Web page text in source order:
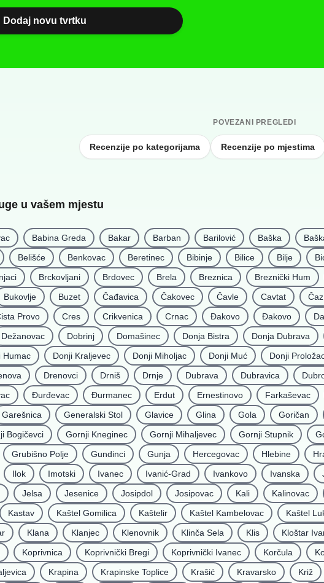
Dodaj novu tvrtku
POVEZANI PREGLEDI
Recenzije po kategorijama Recenzije po mjestima
u vašem mjestu
Babina Greda Bakar Barban Barilović Baška
Belišće Benkovac Beretinec Bibinje Bilice Bilje
Brckovljani Brdovec Brela Breznica Breznički Hum
Bukovlje Buzet Čađavica Čakovec Čavle Cavtat
Provo Cres Crikvenica Crnac Đakovo Ðakovo
Dežanovac Dobrinj Domašinec Donja Bistra Donja Dubrava
Humac Donji Kraljevec Donji Miholjac Donji Muć Donji
Drenovci Drniš Drnje Dubrava Dubravica
Ðurđevac Ðurmanec Erdut Ernestinovo Farkaševac
Garešnica Generalski Stol Glavice Glina Gola Goričan
Bogičevci Gornji Kneginec Gornji Mihaljevec Gornji Stupnik
Grubišno Polje Gundinci Gunja Hercegovac Hlebine
Ilok Imotski Ivanec Ivanić-Grad Ivankovo Ivanska
Jelsa Jesenice Josipdol Josipovac Kali Kalinovac
Kastav Kaštel Gomilica Kaštelir Kaštel Kambelovac Kaštel
Klana Klanjec Klenovnik Klinča Sela Klis Kloštar
Koprivnica Koprivnički Bregi Koprivnički Ivanec Korčula
Krapina Krapinske Toplice Krašić Kravarsko Križ